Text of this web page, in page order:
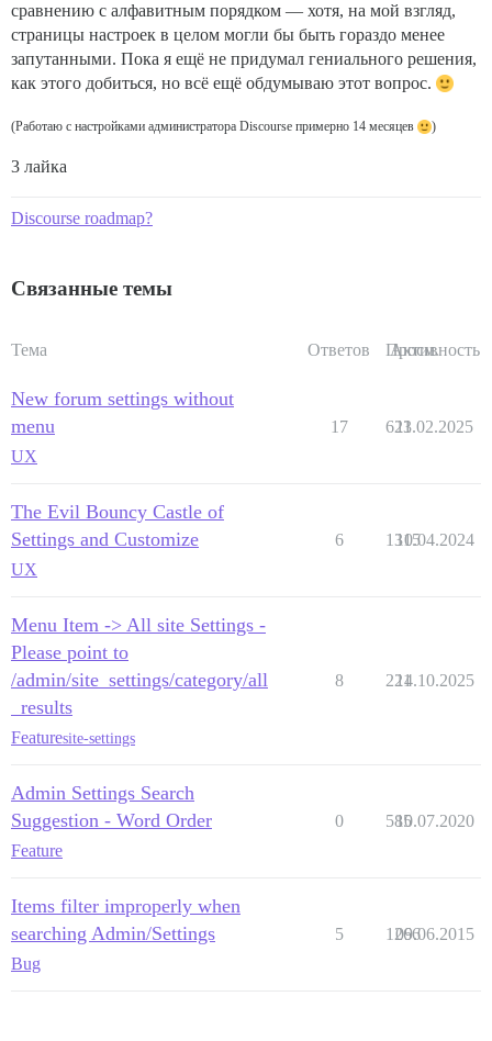
сравнению с алфавитным порядком — хотя, на мой взгляд,
страницы настроек в целом могли бы быть гораздо менее
запутанными. Пока я ещё не придумал гениального решения,
как этого добиться, но всё ещё обдумываю этот вопрос.
(Работаю с настройками администратора Discourse примерно 14 месяцев )
3 лайка
Discourse roadmap?
Связанные темы
Тема Ответов Просм.
Активность
New forum settings without
menu
UX
17 623
11.02.2025
The Evil Bouncy Castle of
Settings and Customize
UX
6 1315
10.04.2024
Menu Item -> All site Settings -
Please point to
/admin/site_settings/category/all
_results
Featuresite-settings
8 221
14.10.2025
Admin Settings Search
Suggestion - Word Order
Feature
0 585
10.07.2020
Items filter improperly when
searching Admin/Settings
Bug
5 1266
09.06.2015